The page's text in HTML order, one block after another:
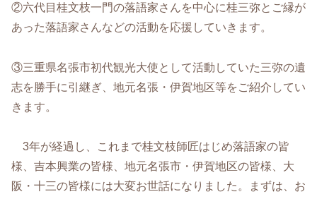
②六代目桂文枝一門の落語家さんを中心に桂三弥とご縁が
あった落語家さんなどの活動を応援していきます。
③三重県名張市初代観光大使として活動していた三弥の遺
志を勝手に引継ぎ、地元名張・伊賀地区等をご紹介してい
きます。
3年が経過し、これまで桂文枝師匠はじめ落語家の皆
様、吉本興業の皆様、地元名張市・伊賀地区の皆様、大
阪・十三の皆様には大変お世話になりました。まずは、お